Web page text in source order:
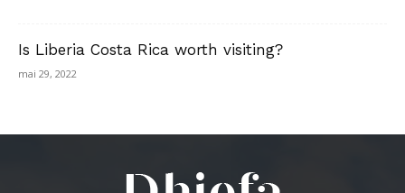
Is Liberia Costa Rica worth visiting?
mai 29, 2022